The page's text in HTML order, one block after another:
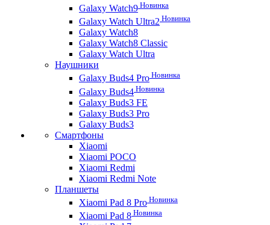
Galaxy Watch9 Новинка
Galaxy Watch Ultra2 Новинка
Galaxy Watch8
Galaxy Watch8 Classic
Galaxy Watch Ultra
Наушники
Galaxy Buds4 Pro Новинка
Galaxy Buds4 Новинка
Galaxy Buds3 FE
Galaxy Buds3 Pro
Galaxy Buds3
Смартфоны
Xiaomi
Xiaomi POCO
Xiaomi Redmi
Xiaomi Redmi Note
Планшеты
Xiaomi Pad 8 Pro Новинка
Xiaomi Pad 8 Новинка